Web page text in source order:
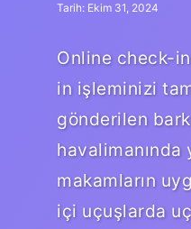
Tarih: Ekim 31, 2024
Online check-
in işleminizi
gönderilen
makamların
içi uçuşlarda